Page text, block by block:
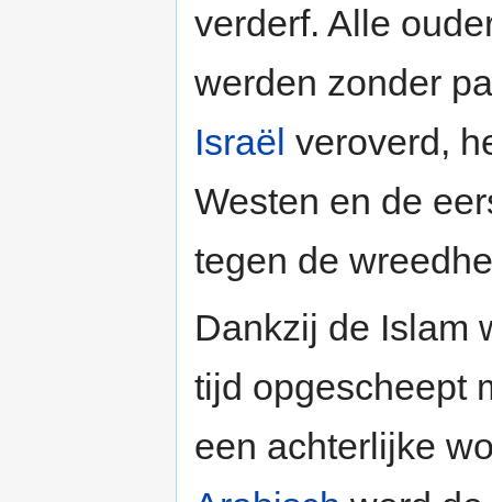
verderf. Alle
werden zonder
Israël veroverd,
Westen en de
tegen de
Dankzij de Islam
tijd opgescheept
een achterlijke